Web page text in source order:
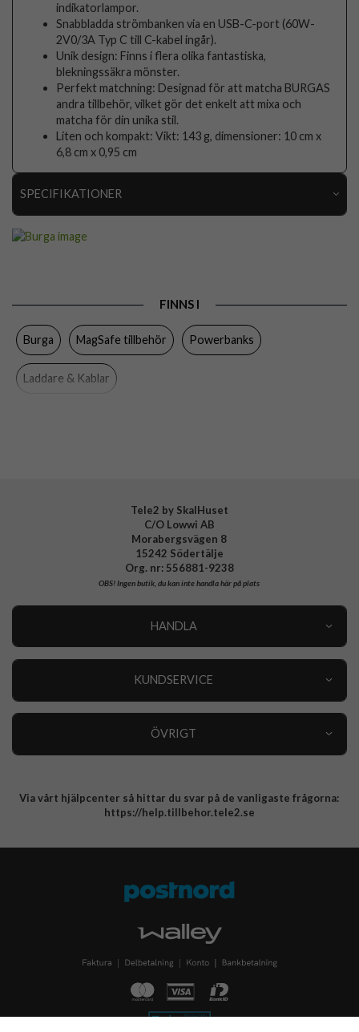
indikatorlampor.
Snabbladda strömbanken via en USB-C-port (60W-
2V0/3A Typ C till C-kabel ingår).
Unik design: Finns i flera olika fantastiska,
blekningssäkra mönster.
Perfekt matchning: Designad för att matcha BURGAS
andra tillbehör, vilket gör det enkelt att mixa och
matcha för din unika stil.
Liten och kompakt: Vikt: 143 g, dimensioner: 10 cm x
6,8 cm x 0,95 cm
SPECIFIKATIONER
Varumärke
Tillverkarens art nr
FINNS I
Burga MagSafe tillbehör Powerbanks
Laddare & Kablar
Tele2 by SkalHuset
C/O Lowwi AB
Morabergsvägen 8
15242 Södertälje
Org. nr: 556881-9238
OBS!Ingen butik, du kan inte handla här på plats
HANDLA
KUNDSERVICE
ÖVRIGT
Integritetspolicy
Via vårt hjälpcenter så hittar du svar på de vanligaste frågorna:
https://help.tillbehor.tele2.se